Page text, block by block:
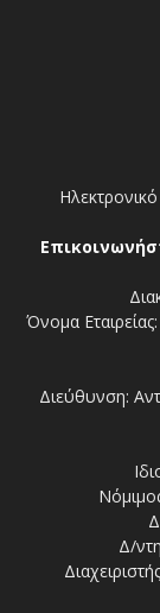
Όνομα
Διεύθυνση:
Δ/